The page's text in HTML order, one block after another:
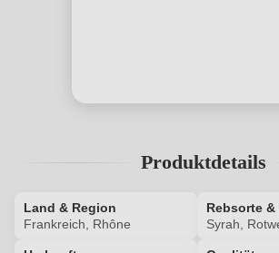
Produktdetails
Land & Region
Frankreich, Rhône
Rebsorte &
Syrah,